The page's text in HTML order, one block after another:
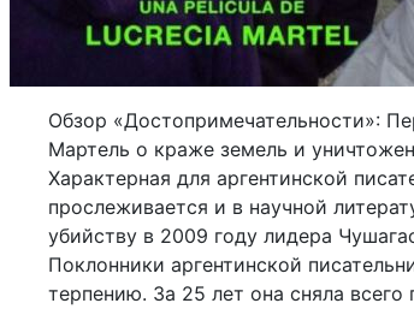
Обзор «Достопримечательности»:
Мартель о краже земель и
Характерная для аргентинской
прослеживается и в научной
убийству в 2009 году лидера
Поклонники аргентинской
терпению. За 25 лет она сняла